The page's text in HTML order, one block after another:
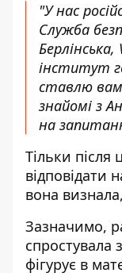
"У нас
Служба
інститут
ставлю
знайомі з
на
Тільки після
відповідати
вона
Зазначимо,
спростувала
фігурує в